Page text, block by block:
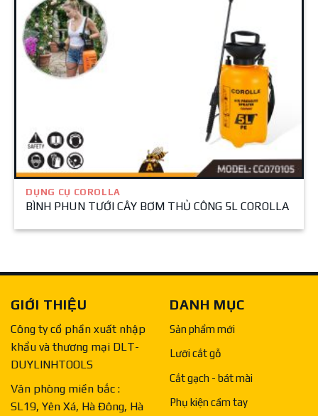
DỤNG CỤ COROLLA
BÌNH PHUN TƯỚI CÂY BƠM THỦ CÔNG 5L COROLLA
GIỚI THIỆU
Công ty cổ phần xuất nhập
khẩu và thương mại DLT-
DUYLINHTOOLS
Văn phòng miền bắc :
SL19, Yên Xá, Hà Đông, Hà
DANH MỤC
Sản phẩm mới
Lưỡi cắt gỗ
Cắt gạch - bát mài
Phụ kiện cầm tay